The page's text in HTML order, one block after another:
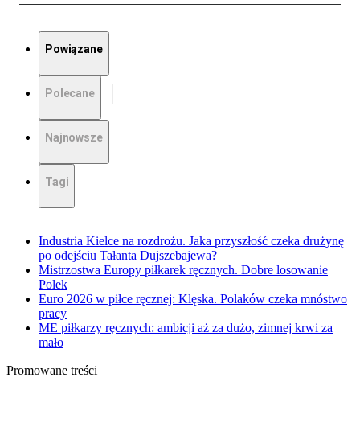
Powiązane
Polecane
Najnowsze
Tagi
Industria Kielce na rozdrożu. Jaka przyszłość czeka drużynę
po odejściu Tałanta Dujszebajewa?
Mistrzostwa Europy piłkarek ręcznych. Dobre losowanie
Polek
Euro 2026 w piłce ręcznej: Klęska. Polaków czeka mnóstwo
pracy
ME piłkarzy ręcznych: ambicji aż za dużo, zimnej krwi za
mało
Promowane treści